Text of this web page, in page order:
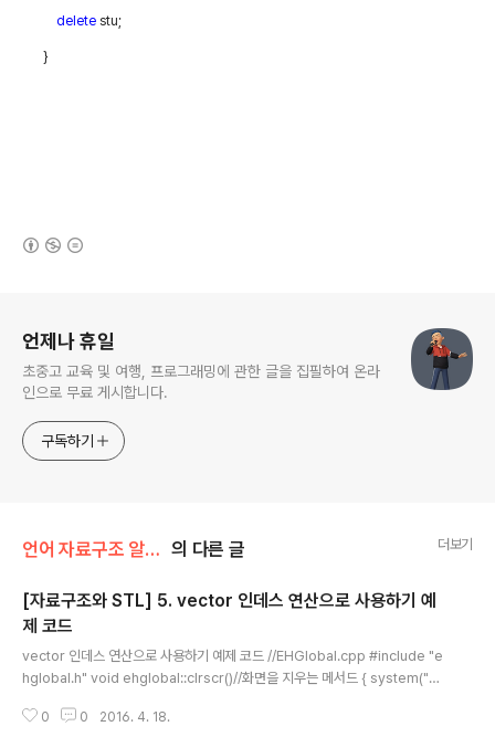
delete stu;
}
언제나 휴일
초중고 교육 및 여행, 프로그래밍에 관한 글을 집필하여 온라
인으로 무료 게시합니다.
구독하기
언어 자료구조 알고리즘/Escort 자료구조와 STL 의 다른 글 더보기
[자료구조와 STL] 5. vector 인데스 연산으로 사용하기 예
제 코드
vector 인데스 연산으로 사용하기 예제 코드 //EHGlobal.cpp #include "e
hglobal.h" void ehglobal::clrscr()//화면을 지우는 메서드 { system("cl
시키는 메서드 { Sleep(millisecond); } int ehglobal::getnum()//정수를
0 0 2016. 4. 18.